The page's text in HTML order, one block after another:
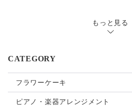
もっと見る
CATEGORY
フラワーケーキ
ピアノ・楽器アレンジメント